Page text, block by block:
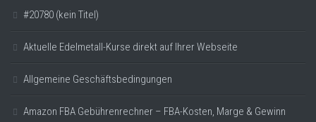
#20780 (kein Titel)
Aktuelle Edelmetall-Kurse direkt auf Ihrer Webseite
Allgemeine Geschäftsbedingungen
Amazon FBA Gebührenrechner – FBA-Kosten, Marge & Gewinn